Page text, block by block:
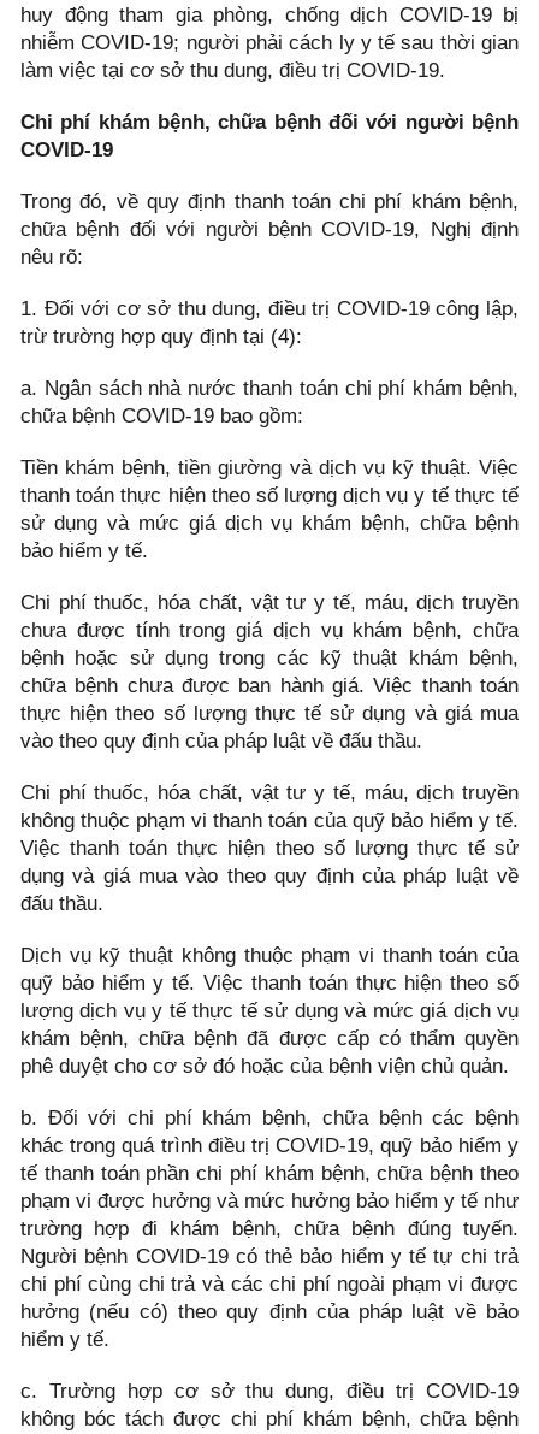
huy động tham gia phòng, chống dịch COVID-19 bị
nhiễm COVID-19; người phải cách ly y tế sau thời gian
làm việc tại cơ sở thu dung, điều trị COVID-19.
Chi phí khám bệnh, chữa bệnh đối với người bệnh
COVID-19
Trong đó, về quy định thanh toán chi phí khám bệnh,
chữa bệnh đối với người bệnh COVID-19, Nghị định
nêu rõ:
1. Đối với cơ sở thu dung, điều trị COVID-19 công lập,
trừ trường hợp quy định tại (4):
a. Ngân sách nhà nước thanh toán chi phí khám bệnh,
chữa bệnh COVID-19 bao gồm:
Tiền khám bệnh, tiền giường và dịch vụ kỹ thuật. Việc
thanh toán thực hiện theo số lượng dịch vụ y tế thực tế
sử dụng và mức giá dịch vụ khám bệnh, chữa bệnh
bảo hiểm y tế.
Chi phí thuốc, hóa chất, vật tư y tế, máu, dịch truyền
chưa được tính trong giá dịch vụ khám bệnh, chữa
bệnh hoặc sử dụng trong các kỹ thuật khám bệnh,
chữa bệnh chưa được ban hành giá. Việc thanh toán
thực hiện theo số lượng thực tế sử dụng và giá mua
vào theo quy định của pháp luật về đấu thầu.
Chi phí thuốc, hóa chất, vật tư y tế, máu, dịch truyền
không thuộc phạm vi thanh toán của quỹ bảo hiểm y tế.
Việc thanh toán thực hiện theo số lượng thực tế sử
dụng và giá mua vào theo quy định của pháp luật về
đấu thầu.
Dịch vụ kỹ thuật không thuộc phạm vi thanh toán của
quỹ bảo hiểm y tế. Việc thanh toán thực hiện theo số
lượng dịch vụ y tế thực tế sử dụng và mức giá dịch vụ
khám bệnh, chữa bệnh đã được cấp có thẩm quyền
phê duyệt cho cơ sở đó hoặc của bệnh viện chủ quản.
b. Đối với chi phí khám bệnh, chữa bệnh các bệnh
khác trong quá trình điều trị COVID-19, quỹ bảo hiểm y
tế thanh toán phần chi phí khám bệnh, chữa bệnh theo
phạm vi được hưởng và mức hưởng bảo hiểm y tế như
trường hợp đi khám bệnh, chữa bệnh đúng tuyến.
Người bệnh COVID-19 có thẻ bảo hiểm y tế tự chi trả
chi phí cùng chi trả và các chi phí ngoài phạm vi được
hưởng (nếu có) theo quy định của pháp luật về bảo
hiểm y tế.
c. Trường hợp cơ sở thu dung, điều trị COVID-19
không bóc tách được chi phí khám bệnh, chữa bệnh